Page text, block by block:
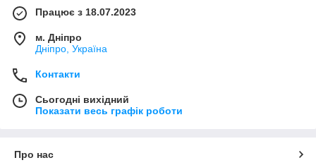
Працює з 18.07.2023
м. Дніпро
Дніпро, Україна
Контакти
Сьогодні вихідний
Показати весь графік роботи
Про нас